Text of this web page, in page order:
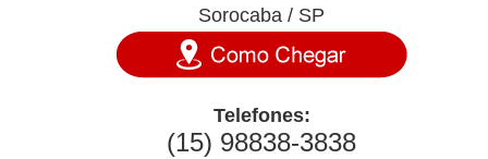
Sorocaba / SP
Telefones:
(15) 98838-3838